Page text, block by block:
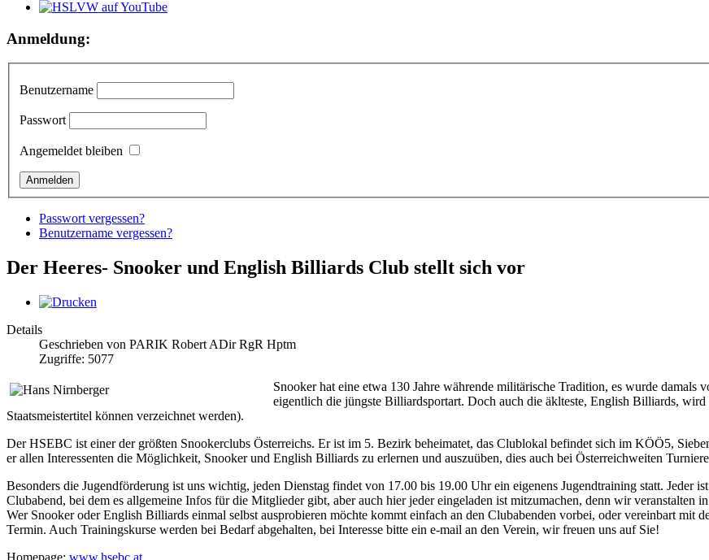
Anmeldung:
Benutzername
Passwort
Angemeldet bleiben
Passwort vergessen?
Benutzername vergessen?
Der Heeres- Snooker und English Billiards Club stellt sich vor
Details
Geschrieben von PARIK Robert ADir RgR Hptm
Zugriffe: 5077
Snooker hat eine etwa 130 Jahre währende militärische Tradition, es wurde
eigentlich die jüngste Billiardsportart. Doch auch die äklteste, English Billiards,
Staatsmeistertitel können verzeichnet werden).
Der HSEBC ist einer der größten Snookerclubs Österreichs. Er ist im 5. Bezirk beheimatet, das Clublokal befindet sich im KÖÖ5,
er allen Interessenten die Möglichkeit, Snooker und English Billiards zu erlernen und auszuüben, dies auch bei Österreichweiten
Besonders die Jugendförderung ist uns wichtig, jeden Dienstag findet von 17.00 bis 19.00 Uhr ein eigenens Jugendtraining statt. Jeder
Clubabend, bei dem es allgemeine Infos für die Mitglieder gibt, aber auch hier jeder eingeladen ist mitzumachen, denn wir veranstalten
Wer Snooker oder English Billiards einmal selbst ausprobieren möchte kommt einfach an den Clubabenden vorbei, oder vereinbart
Termin. Auch Trainingskurse werden bei Bedarf abgehalten, bei Interesse bitte ein e-mail an den Verein, wir freuen uns auf Sie!
Homepage: www.hsebc.at